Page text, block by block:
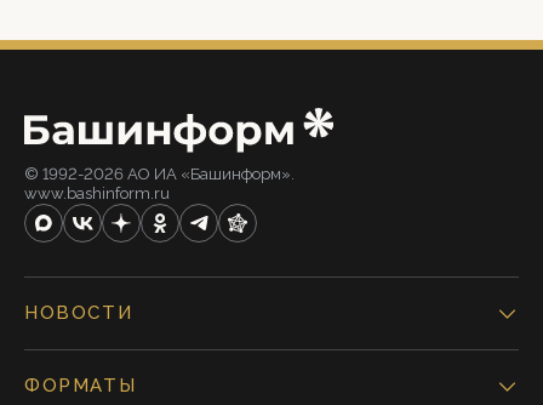
© 1992-2026 АО ИА «Башинформ».
www.bashinform.ru
НОВОСТИ
ФОРМАТЫ